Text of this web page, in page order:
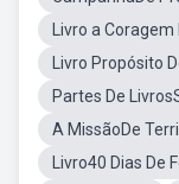
Livro a
Livro Propósito
Partes De
A MissãoDe
Livro40 Dias De